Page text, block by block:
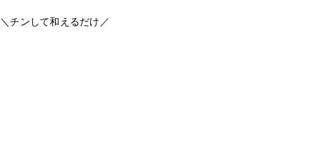
＼チンして和えるだけ／